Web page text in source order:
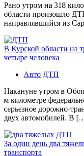
Рано утром на 318
области произошло
направлявшийся из
В Курской области на
четыре человека
Авто ДТП
Накануне утром в
м километре
серьезное дорожно-
двух автомобилей. В
За один день два
транспорта